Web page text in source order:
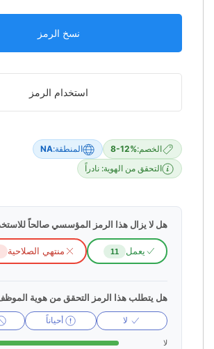
نسخ الرمز
استخدام الرمز
الخصم:8-12% المنطقة:NA
التحقق من الهوية: نادراً
هل لا يزال هذا الرمز المؤسسي صالحاً
يعمل 11 منتهي الصلاحية
هل يتطلب هذا الرمز التحقق من هوية
لا أحياناً
لا